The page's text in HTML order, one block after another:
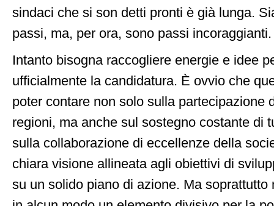
sindaci che si son detti pronti è già lunga.
passi, ma, per ora, sono passi incoraggianti.
Intanto bisogna raccogliere energie e idee
ufficialmente la candidatura. È ovvio che
poter contare non solo sulla partecipazione
regioni, ma anche sul sostegno costante di
sulla collaborazione di eccellenze della
chiara visione allineata agli obiettivi di
su un solido piano di azione. Ma soprattutto